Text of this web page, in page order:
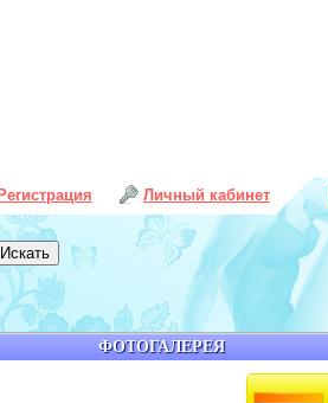
ФОТОГАЛЕРЕЯ
Личный кабинет
Регистрация